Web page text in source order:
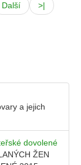
Další >|
a jejich
dovolené
ŽEN